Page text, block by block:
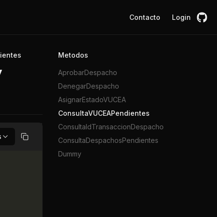
Contacto Login
Copiar
Metodos
AprobarDespacho
DenegarDespacho
AsignarEstadoVUCEA
ConsultaVUCEAPendientes
ConsultaIdTransaccionDespacho
ConsultaDespachosPendientes
Dummy